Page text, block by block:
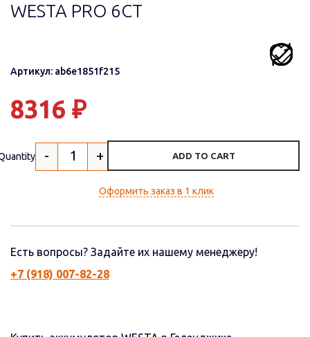
WESTA PRO 6СТ
Артикул: ab6e1851f215
8316 ₽
- + ADD TO CART
Оформить заказ в 1 клик
Есть вопросы? Задайте их нашему менеджеру!
+7 (918) 007-82-28